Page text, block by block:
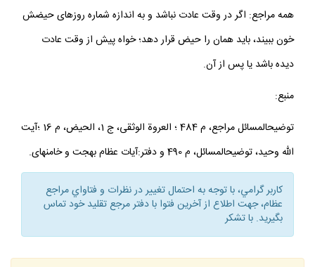
همه مراجع: اگر در وقت عادت نباشد و به اندازه شماره روزهاى حيضش
خون ببيند، بايد همان را حيض قرار دهد؛ خواه پيش از وقت عادت
ديده باشد يا پس از آن.
منبع:
توضيح‏المسائل مراجع، م 484 ؛ العروة الوثقى، ج 1، الحيض، م 16 ؛آيت
الله وحيد، توضيح‏المسائل، م 490 و دفتر:آيات عظام بهجت و خامنه‏اى.
كاربر گرامي، با توجه به احتمال تغيير در نظرات و فتاواي مراجع
عظام، جهت اطلاع از آخرين فتوا با دفتر مرجع تقليد خود تماس
بگيريد. با تشكر